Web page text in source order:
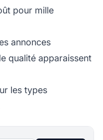
pour mille
annonces
qualité apparaissent
les types